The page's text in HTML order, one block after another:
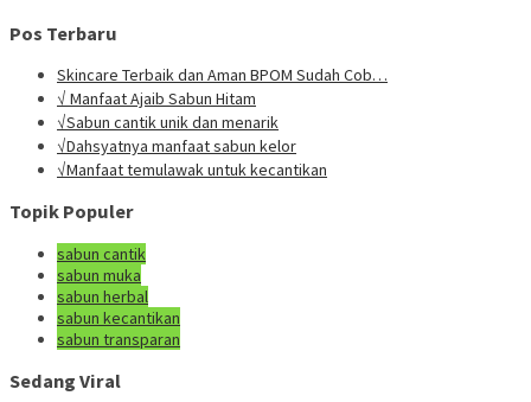
Pos Terbaru
Skincare Terbaik dan Aman BPOM Sudah Cob…
√ Manfaat Ajaib Sabun Hitam
√Sabun cantik unik dan menarik
√Dahsyatnya manfaat sabun kelor
√Manfaat temulawak untuk kecantikan
Topik Populer
sabun cantik
sabun muka
sabun herbal
sabun kecantikan
sabun transparan
Sedang Viral